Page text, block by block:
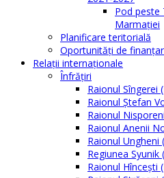
Pod peste
Marmației
Planificare teritorială
Oportunităţi de
Relaţii internaţionale
Înfrăţiri
Raionul Sîngerei
Raionul Ștefan
Raionul
Raionul Anenii
Raionul Ungheni
Regiunea Syunik
Raionul Hîncești